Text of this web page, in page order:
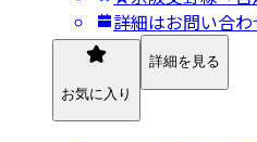
詳細はお問い合
お気に入り
詳細を見る